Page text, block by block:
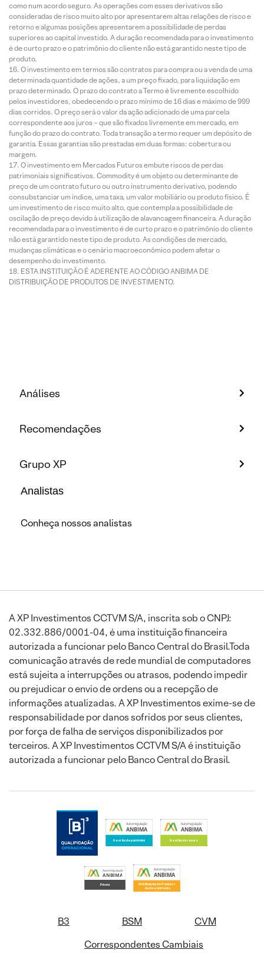
como num acordo seguro. As operações com esses derivativos são
consideradas de risco muito alto por apresentarem altas relações de risco e
retorno e algumas posições apresentarem a possibilidade de perdas
superiores ao capital investido. A duração recomendada para o investimento
é de curto prazo e o patrimônio do cliente não está garantido neste tipo de
produto.
O investimento em termos são contratos para compra ou a venda de uma
determinada quantidade de ações, a um preço fixado, para liquidação em
prazo determinado. O prazo do contrato a Termo é livremente escolhido
pelos investidores, obedecendo o prazo mínimo de 16 dias e máximo de 999
dias corridos. O preço será o valor da ação adicionado de uma parcela
correspondente aos juros – que são fixados livremente em mercado, em
função do prazo do contrato. Toda transação a termo requer um depósito de
garantia. Essas garantias são prestadas em duas formas: cobertura ou
margem.
O investimento em Mercados Futuros embute riscos de perdas
patrimoniais significativos. Commodity é um objeto ou determinante de
preço de um contrato futuro ou outro instrumento derivativo, podendo
consubstanciar um índice, uma taxa, um valor mobiliário ou produto físico. É
um investimento de risco muito alto, que contempla a possibilidade de
oscilação de preço devido à utilização de alavancagem financeira. A duração
recomendada para o investimento é de curto prazo e o patrimônio do cliente
não está garantido neste tipo de produto. As condições de mercado,
mudanças climáticas e o cenário macroeconômico podem afetar o
desempenho do investimento.
ESTA INSTITUIÇÃO É ADERENTE AO CÓDIGO ANBIMA DE
DISTRIBUIÇÃO DE PRODUTOS DE INVESTIMENTO.
Análises
Recomendações
Grupo XP
Analistas
Conheça nossos analistas
A XP Investimentos CCTVM S/A, inscrita sob o CNPJ:
02.332.886/0001-04, é uma instituição financeira
autorizada a funcionar pelo Banco Central do Brasil.Toda
comunicação através de rede mundial de computadores
está sujeita a interrupções ou atrasos, podendo impedir
ou prejudicar o envio de ordens ou a recepção de
informações atualizadas. A XP Investimentos exime-se de
responsabilidade por danos sofridos por seus clientes,
por força de falha de serviços disponibilizados por
terceiros. A XP Investimentos CCTVM S/A é instituição
autorizada a funcionar pelo Banco Central do Brasil.
B3 BSM
CVM
Correspondentes Cambiais